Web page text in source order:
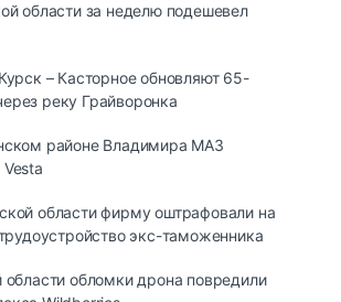
области за неделю подешевел
– Касторное обновляют 65-
реку Грайворонка
районе Владимира МАЗ
области фирму оштрафовали на
экс-таможенника
области обломки дрона повредили